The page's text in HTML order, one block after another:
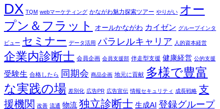
DX TQM webマーケティング かながわ魅力探索ツアー やりがい オー
プン＆フラット
オールかながわ カイゼン グループインタ
ビュー セミナー データ活用 パラレルキャリア 人的資本経営
企業内診断士 会員企画 会員支援部 伴走型支援 健康経営 公的支援
受験生 合格したら 同期会 商品企画 地元に貢献 多様で豊富
な実践の場 差別化 広告PR 広告宣伝 情報セキュリティ 成長戦略 支
援機関 改善 流通 物流 独立診断士 生成AI 登録グループ